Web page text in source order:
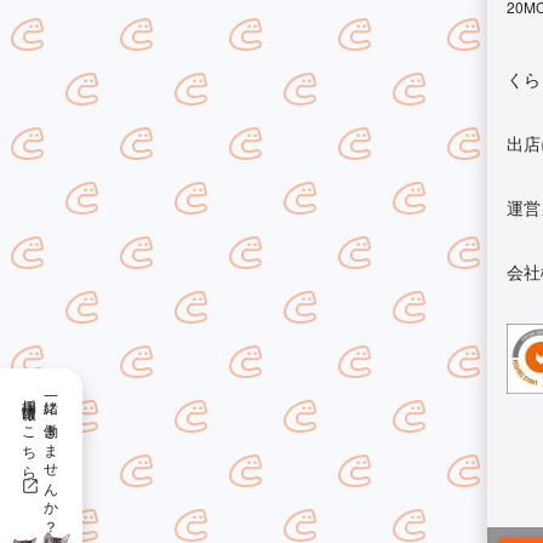
一緒に働きませんか？
採用情報はこちら
く
出
運
会